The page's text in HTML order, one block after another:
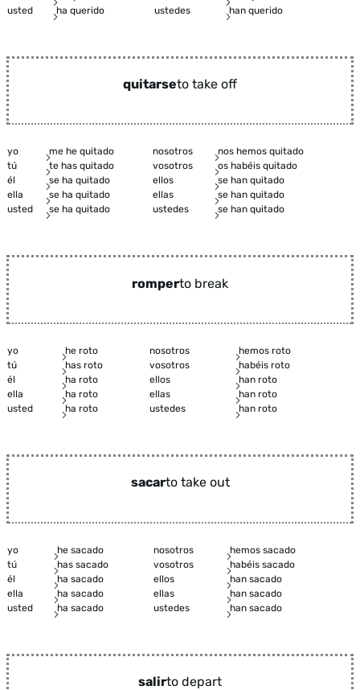
usted
ha querido ustedes han querido
quitarseto take off
yo me he quitado nosotros
nos hemos quitado
tú
te has quitado vosotros
os habéis quitado
él
se ha quitado ellos
se han quitado
ella
se ha quitado ellas
se han quitado
usted
se ha quitado ustedes se han quitado
romperto break
yo he roto nosotros
hemos roto
tú
has roto vosotros
habéis roto
él
ha roto ellos
han roto
ella
ha roto ellas
han roto
usted
ha roto ustedes han roto
sacarto take out
yo he sacado nosotros
hemos sacado
tú
has sacado vosotros
habéis sacado
él
ha sacado ellos
han sacado
ella
ha sacado ellas
han sacado
usted
ha sacado ustedes han sacado
salirto depart